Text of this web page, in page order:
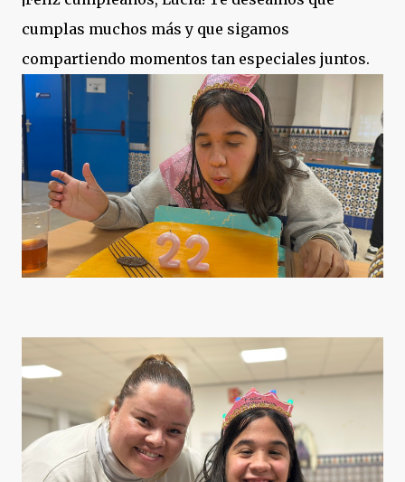
cumplas muchos más y que sigamos
compartiendo momentos tan especiales juntos.